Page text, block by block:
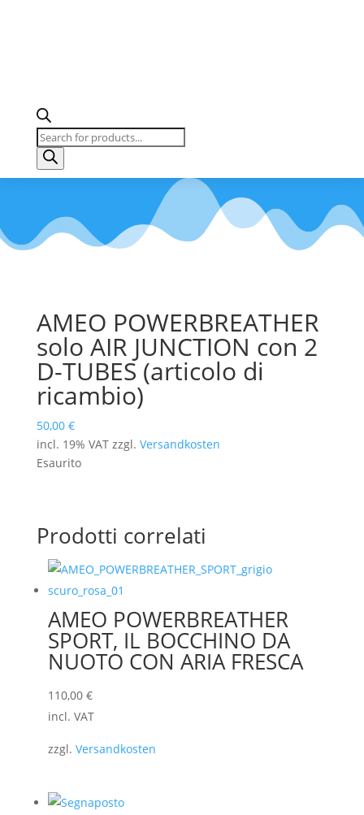
Products
search
AMEO POWERBREATHER
solo AIR JUNCTION con 2
D-TUBES (articolo di
ricambio)
50,00 €
incl. 19% VAT zzgl. Versandkosten
Esaurito
Prodotti correlati
AMEO POWERBREATHER
SPORT, IL BOCCHINO DA
NUOTO CON ARIA FRESCA
110,00 €
incl. VAT
zzgl. Versandkosten